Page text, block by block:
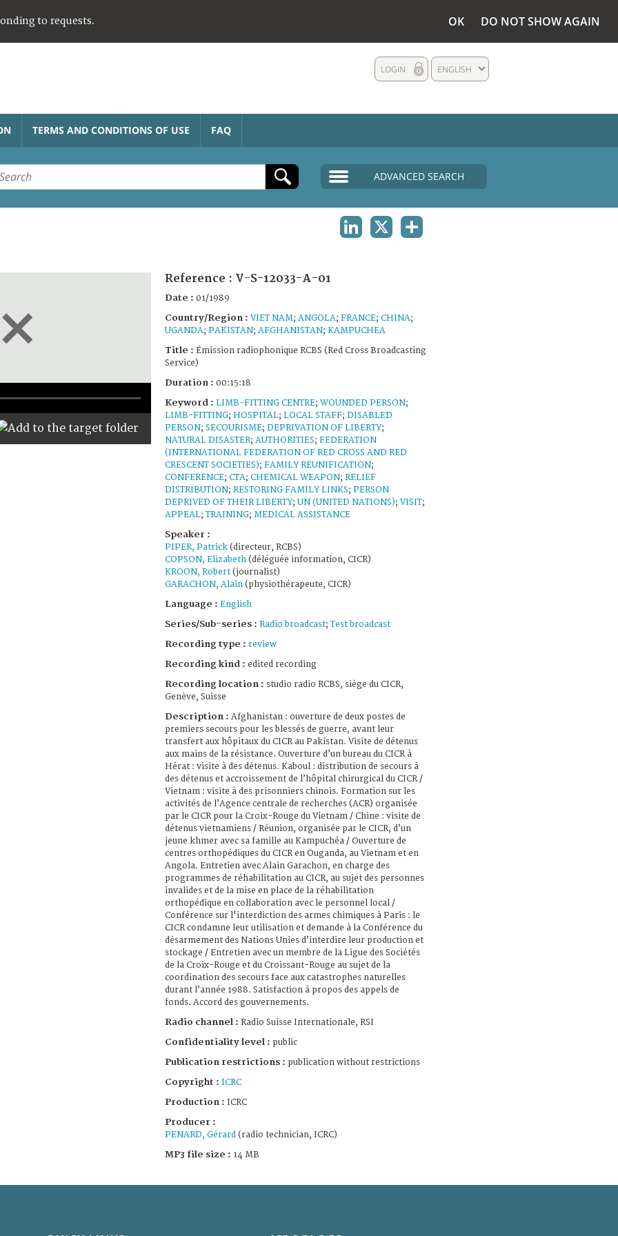
to requests. OK DO NOT SHOW AGAIN
ENGLISH
LOGIN
TERMS AND CONDITIONS OF USE FAQ
ADVANCED SEARCH
Reference : V-S-12033-A-01
Date : 01/1989
Country/Region : VIET NAM; ANGOLA; FRANCE; CHINA;
UGANDA; PAKISTAN; AFGHANISTAN; KAMPUCHEA
Title : Émission radiophonique RCBS (Red Cross Broadcasting
Service)
Duration : 00:15:18
Keyword : LIMB-FITTING CENTRE; WOUNDED PERSON;
LIMB-FITTING; HOSPITAL; LOCAL STAFF; DISABLED
PERSON; SECOURISME; DEPRIVATION OF LIBERTY;
NATURAL DISASTER; AUTHORITIES; FEDERATION
(INTERNATIONAL FEDERATION OF RED CROSS AND RED
CRESCENT SOCIETIES); FAMILY REUNIFICATION;
CONFERENCE; CTA; CHEMICAL WEAPON; RELIEF
DISTRIBUTION; RESTORING FAMILY LINKS; PERSON
DEPRIVED OF THEIR LIBERTY; UN (UNITED NATIONS); VISIT;
APPEAL;TRAINING; MEDICAL ASSISTANCE
Speaker :
PIPER, Patrick (directeur, RCBS)
COPSON, Elizabeth (déléguée information, CICR)
KROON, Robert (journalist)
GARACHON, Alain (physiothérapeute, CICR)
Language : English
Series/Sub-series : Radio broadcast;Test broadcast
Recording type : review
Recording kind : edited recording
Recording location : studio radio RCBS, siège du CICR,
Genève, Suisse
Description : Afghanistan : ouverture de deux postes de
premiers secours pour les blessés de guerre, avant leur
transfert aux hôpitaux du CICR au Pakistan. Visite de détenus
aux mains de la résistance. Ouverture d’un bureau du CICR à
Hérat : visite à des détenus. Kaboul : distribution de secours à
des détenus et accroissement de l’hôpital chirurgical du CICR /
Vietnam : visite à des prisonniers chinois. Formation sur les
activités de l’Agence centrale de recherches (ACR) organisée
par le CICR pour la Croix-Rouge du Vietnam / Chine : visite de
détenus vietnamiens / Réunion, organisée par le CICR, d’un
jeune khmer avec sa famille au Kampuchéa / Ouverture de
centres orthopédiques du CICR en Ouganda, au Vietnam et en
Angola. Entretien avec Alain Garachon, en charge des
programmes de réhabilitation au CICR, au sujet des personnes
invalides et de la mise en place de la réhabilitation
orthopédique en collaboration avec le personnel local /
Conférence sur l'interdiction des armes chimiques à Paris : le
CICR condamne leur utilisation et demande à la Conférence du
désarmement des Nations Unies d’interdire leur production et
stockage / Entretien avec un membre de la Ligue des Sociétés
de la Croix-Rouge et du Croissant-Rouge au sujet de la
coordination des secours face aux catastrophes naturelles
durant l’année 1988. Satisfaction à propos des appels de
fonds. Accord des gouvernements.
Radio channel : Radio Suisse Internationale, RSI
Confidentiality level : public
Publication restrictions : publication without restrictions
Copyright : ICRC
Production : ICRC
Producer :
PENARD, Gérard (radio technician, ICRC)
MP3 file size : 14 MB